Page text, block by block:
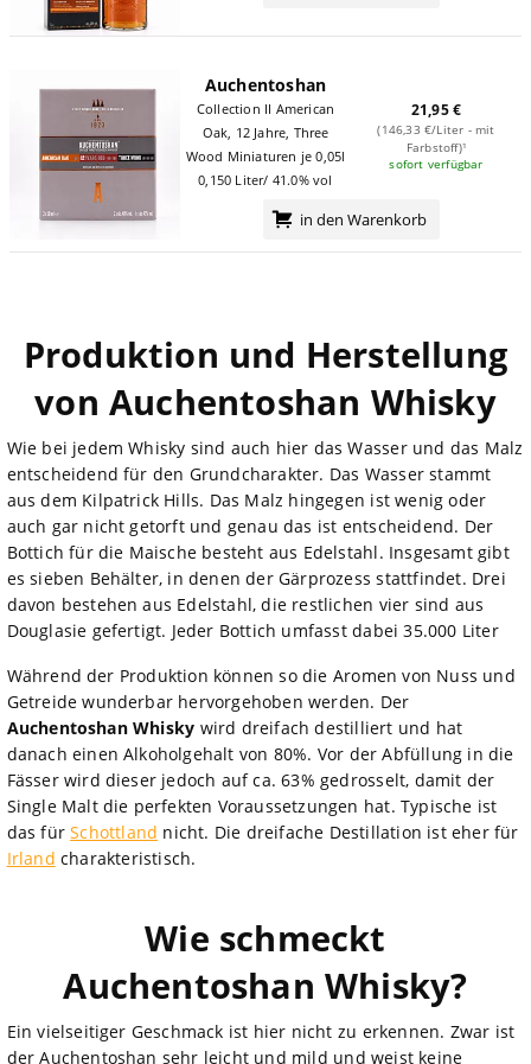
Auchentoshan
Collection II American
Oak, 12 Jahre, Three
Wood Miniaturen je 0,05l
0,150 Liter/ 41.0% vol
21,95 €
(146,33 €/Liter - mit
Farbstoff)¹
sofort verfügbar
in den Warenkorb
Produktion und Herstellung
von Auchentoshan Whisky
Wie bei jedem Whisky sind auch hier das Wasser und das Malz
entscheidend für den Grundcharakter. Das Wasser stammt
aus dem Kilpatrick Hills. Das Malz hingegen ist wenig oder
auch gar nicht getorft und genau das ist entscheidend. Der
Bottich für die Maische besteht aus Edelstahl. Insgesamt gibt
es sieben Behälter, in denen der Gärprozess stattfindet. Drei
davon bestehen aus Edelstahl, die restlichen vier sind aus
Douglasie gefertigt. Jeder Bottich umfasst dabei 35.000 Liter
Während der Produktion können so die Aromen von Nuss und
Getreide wunderbar hervorgehoben werden. Der
Auchentoshan Whisky wird dreifach destilliert und hat
danach einen Alkoholgehalt von 80%. Vor der Abfüllung in die
Fässer wird dieser jedoch auf ca. 63% gedrosselt, damit der
Single Malt die perfekten Voraussetzungen hat. Typische ist
das fürSchottland nicht. Die dreifache Destillation ist eher für
Irland charakteristisch.
Wie schmeckt
Auchentoshan Whisky?
Ein vielseitiger Geschmack ist hier nicht zu erkennen. Zwar ist
der Auchentoshan sehr leicht und mild und weist keine